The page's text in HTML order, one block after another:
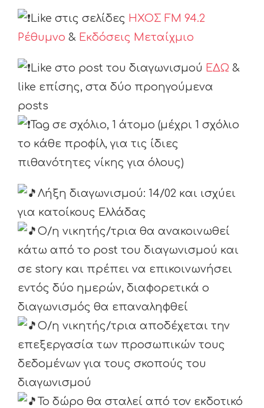
Like στις σελίδες ΗΧΟΣ FM 94.2
Ρέθυμνο & Εκδόσεις Μεταίχμιο
Like στο post του διαγωνισμού ΕΔΩ &
like επίσης, στα δύο προηγούμενα
posts
Tag σε σχόλιο, 1 άτομο (μέχρι 1 σχόλιο
το κάθε προφίλ, για τις ίδιες
πιθανότητες νίκης για όλους)
Λήξη διαγωνισμού: 14/02 και ισχύει
για κατοίκους Ελλάδας
Ο/η νικητής/τρια θα ανακοινωθεί
κάτω από το post του διαγωνισμού και
σε story και πρέπει να επικοινωνήσει
εντός δύο ημερών, διαφορετικά ο
διαγωνισμός θα επαναληφθεί
Ο/η νικητής/τρια αποδέχεται την
επεξεργασία των προσωπικών τους
δεδομένων για τους σκοπούς του
διαγωνισμού
Το δώρο θα σταλεί από τον εκδοτικό